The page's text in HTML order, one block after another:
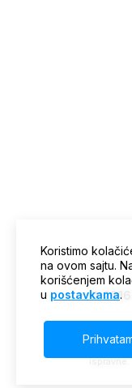
©
Sve
trenutnoj
ispravne.
Koristimo
na ovom sajtu.
korišćenjem
u postavkama.